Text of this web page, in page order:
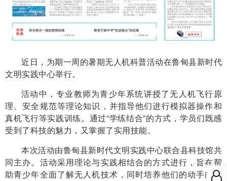
近日，为期一周的暑期无人机科普活动在鲁甸县新时代
文明实践中心举行。
活动中，专业教师为青少年系统讲授了无人机飞行原
理、安全规范等理论知识，并指导他们进行模拟器操作和
真机飞行等实践训练。通过“学练结合”的方式，学员们既感
受到了科技的魅力，又掌握了实用技能。
本次活动由鲁甸县新时代文明实践中心联合县科技馆共
同主办。活动采用理论与实践相结合的方式进行，旨在帮
助青少年全面了解无人机技术，同时培养他们的动手能力